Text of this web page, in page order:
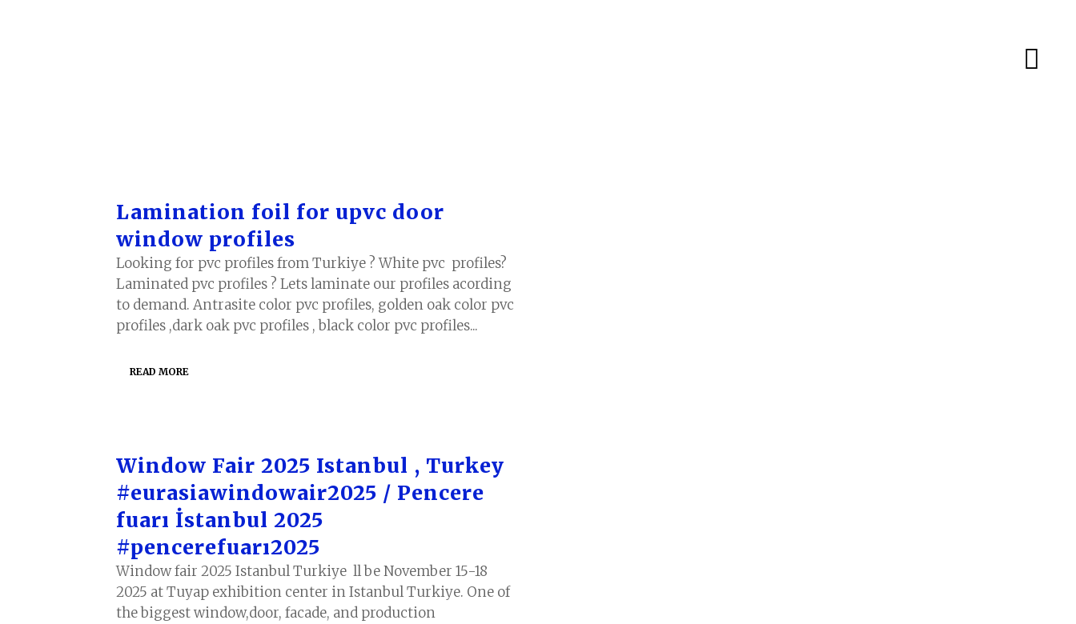
Lamination foil for upvc door
window profiles
Looking for pvc profiles from Turkiye ? White pvc profiles?
Laminated pvc profiles ? Lets laminate our profiles acording
to demand. Antrasite color pvc profiles, golden oak color pvc
profiles ,dark oak pvc profiles , black color pvc profiles...
READ MORE
Window Fair 2025 Istanbul , Turkey
#eurasiawindowair2025 / Pencere
fuarı İstanbul 2025
#pencerefuarı2025
Window fair 2025 Istanbul Turkiye ll be November 15-18
2025 at Tuyap exhibition center in Istanbul Turkiye. One of
the biggest window,door, facade, and production